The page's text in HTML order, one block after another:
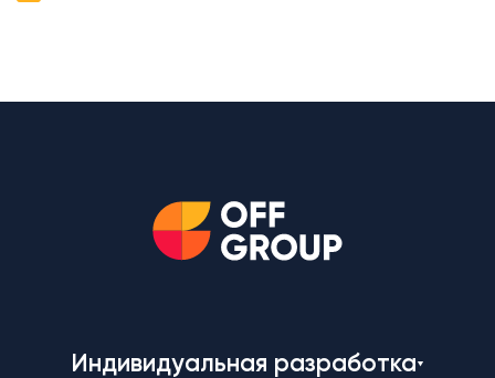
Индивидуальная разработка